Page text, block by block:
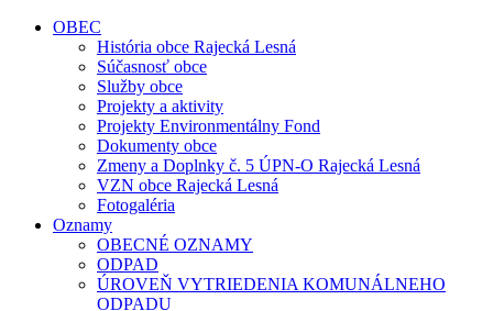
OBEC
História obce Rajecká Lesná
Súčasnosť obce
Služby obce
Projekty a aktivity
Projekty Environmentálny Fond
Dokumenty obce
Zmeny a Doplnky č. 5 ÚPN-O Rajecká Lesná
VZN obce Rajecká Lesná
Fotogaléria
Oznamy
OBECNÉ OZNAMY
ODPAD
ÚROVEŇ VYTRIEDENIA KOMUNÁLNEHO
ODPADU